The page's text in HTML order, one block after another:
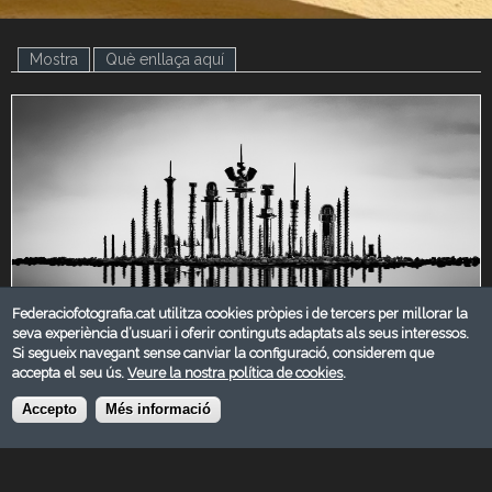
Mostra (pestanya activa)
Què enllaça aquí
MARÇ 2023
Federaciofotografia.cat utilitza cookies pròpies i de tercers per millorar la
seva experiència d’usuari i oferir continguts adaptats als seus interessos.
Si segueix navegant sense canviar la configuració, considerem que
accepta el seu ús.Veure la nostra política de cookies.
Accepto Més informació